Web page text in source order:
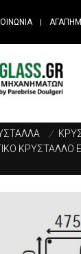
/
ΚΡΥΣΤΑΛΛΟ